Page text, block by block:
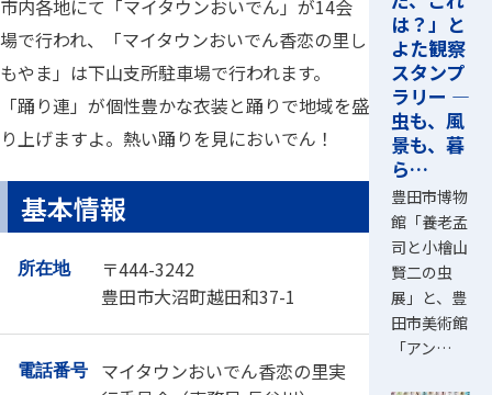
市内各地にて「マイタウンおいでん」が14会
場で行われ、「マイタウンおいでん香恋の里し
もやま」は下山支所駐車場で行われます。
「踊り連」が個性豊かな衣装と踊りで地域を盛
り上げますよ。熱い踊りを見においでん！
基本情報
所在地
〒444-3242
豊田市大沼町越田和37-1
電話番号
マイタウンおいでん香恋の里実
は？」と
よた観察
スタンプ
ラリー ―
虫も、風
景も、暮
ら…
豊田市博物
館「養老孟
司と小檜山
賢二の虫
展」と、豊
田市美術館
「アン…